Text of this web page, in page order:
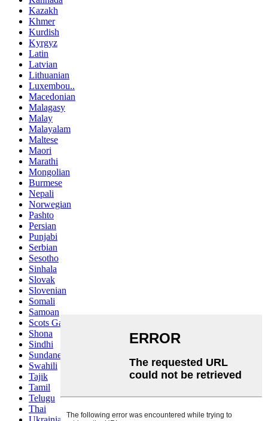
Kazakh
Khmer
Kurdish
Kyrgyz
Latin
Latvian
Lithuanian
Luxembou..
Macedonian
Malagasy
Malay
Malayalam
Maltese
Maori
Marathi
Mongolian
Burmese
Nepali
Norwegian
Pashto
Persian
Punjabi
Serbian
Sesotho
Sinhala
Slovak
Slovenian
Somali
Samoan
Scots Gaelic
Shona
Sindhi
Sundanese
Swahili
Tajik
Tamil
Telugu
Thai